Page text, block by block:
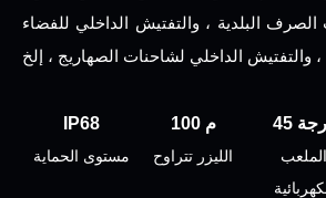
الصرف البلدية ، والتفتيش الداخلي للفضاء
IP68
مستوى الحماية
100 م
الليزر تتراوح
درجة
الملعب